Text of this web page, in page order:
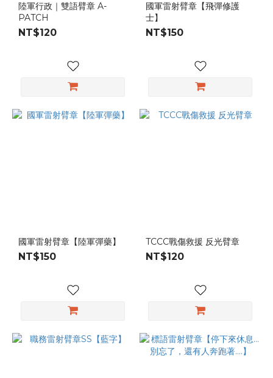
陸軍行政｜雙語臂章 A-
PATCH
NT$120
國軍雷射臂章【飛彈修護
士】
NT$150
國軍雷射臂章【陸軍彈藥】
NT$150
TCCC戰傷救援 反光臂章
NT$120